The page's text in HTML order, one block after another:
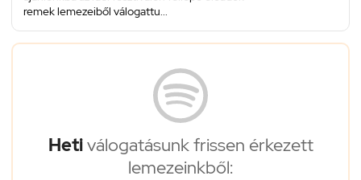
remek lemezeiből válogattu...
Hetiválogatásunk frissen érkezett
lemezeinkből: